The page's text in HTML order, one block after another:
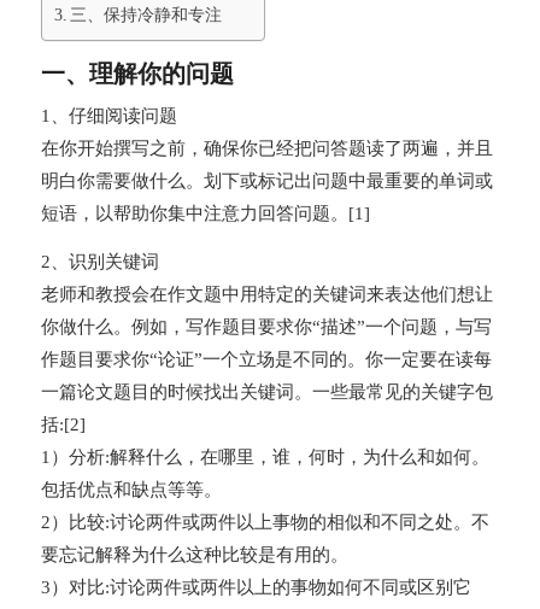
三、保持冷静和专注
一、理解你的问题
1、仔细阅读问题
在你开始撰写之前，确保你已经把问答题读了两遍，并且
明白你需要做什么。划下或标记出问题中最重要的单词或
短语，以帮助你集中注意力回答问题。[1]
2、识别关键词
老师和教授会在作文题中用特定的关键词来表达他们想让
你做什么。例如，写作题目要求你“描述”一个问题，与写
作题目要求你“论证”一个立场是不同的。你一定要在读每
一篇论文题目的时候找出关键词。一些最常见的关键字包
括:[2]
1）分析:解释什么，在哪里，谁，何时，为什么和如何。
包括优点和缺点等等。
2）比较:讨论两件或两件以上事物的相似和不同之处。不
要忘记解释为什么这种比较是有用的。
3）对比:讨论两件或两件以上的事物如何不同或区别它